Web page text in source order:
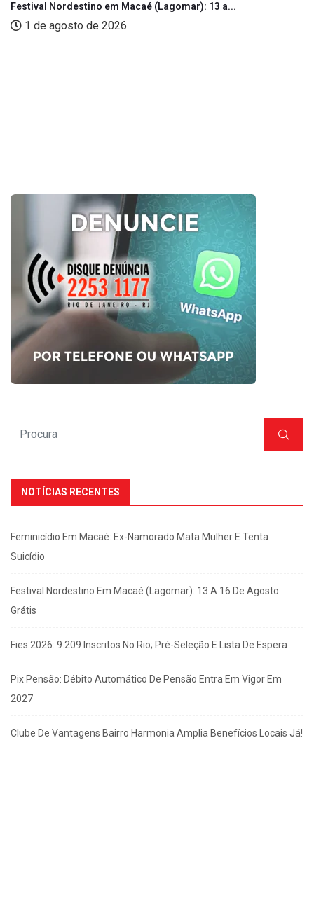
Festival Nordestino em Macaé (Lagomar): 13 a...
1 de agosto de 2026
NOTÍCIAS RECENTES
Feminicídio Em Macaé: Ex-Namorado Mata Mulher E Tenta
Suicídio
Festival Nordestino Em Macaé (Lagomar): 13 A 16 De Agosto
Grátis
Fies 2026: 9.209 Inscritos No Rio; Pré-Seleção E Lista De Espera
Pix Pensão: Débito Automático De Pensão Entra Em Vigor Em
2027
Clube De Vantagens Bairro Harmonia Amplia Benefícios Locais Já!